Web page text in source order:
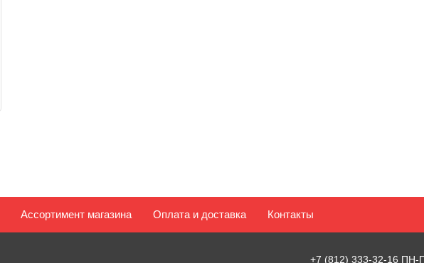
Ассортимент магазина Оплата и доставка Контакты
+7 (812) 333-32-16 ПН-